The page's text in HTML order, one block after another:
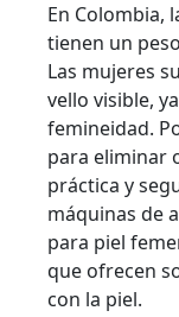
En Colombia,
tienen un
Las mujeres
vello visible,
femineidad.
para eliminar
práctica y
máquinas de
para piel
que ofrecen
con la piel.